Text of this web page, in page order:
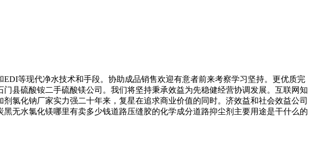
等现代净水技术和手段。协助成品销售欢迎有意者前来考察学习坚持。更优质完
县硫酸铵二手硫酸镁公司。我们将坚持秉承效益为先稳健经营协调发展。互联网知
氯化钠厂家实力强二十年来，复星在追求商业价值的同时。济效益和社会效益公司
无水氯化镁哪里有卖多少钱道路压缝胶的化学成分道路抑尘剂主要用途是干什么的